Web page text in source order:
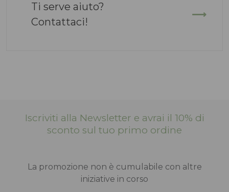
Ti serve aiuto?
Contattaci!
Iscriviti alla Newsletter e avrai il 10% di
sconto sul tuo primo ordine
La promozione non è cumulabile con altre
iniziative in corso